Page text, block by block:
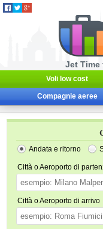
Jet
Voli low cost
Compagnie aeree
Andata e ritorno
Città o Aeroporto di
Città o Aeroporto di arrivo